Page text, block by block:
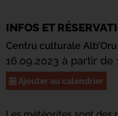
INFOS ET
Centru culturale Alb’Oru
16.09.2023 à partir de
Ajouter au calendrier